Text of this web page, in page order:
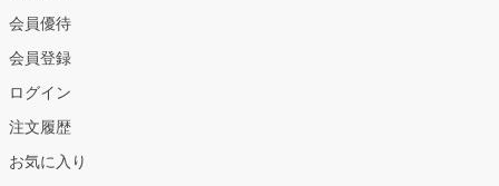
会員優待
会員登録
ログイン
注文履歴
お気に入り